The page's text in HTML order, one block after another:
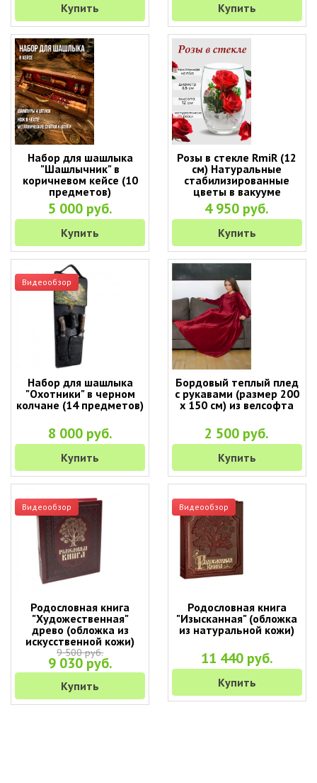
Купить Купить
Набор для шашлыка
"Шашлычник" в
коричневом кейсе (10
предметов)
5 000 руб.
Купить
Розы в стекле RmiR (12
см) Натуральные
стабилизированные
цветы в вакууме
4 950 руб.
Купить
Видеообзор
Набор для шашлыка
"Охотники" в черном
колчане (14 предметов)
8 000 руб.
Купить
Бордовый теплый плед
с рукавами (размер 200
х 150 см) из велсофта
2 500 руб.
Купить
Видеообзор
Родословная книга
"Художественная"
древо (обложка из
искусственной кожи)
9 500 руб.
9 030 руб.
Купить
Видеообзор
Родословная книга
"Изысканная" (обложка
из натуральной кожи)
11 440 руб.
Купить